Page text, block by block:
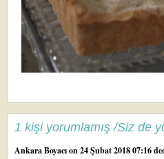
1 kişi yorumlamış /Siz de
Ankara Boyacıon 24 Şubat 2018 07:16